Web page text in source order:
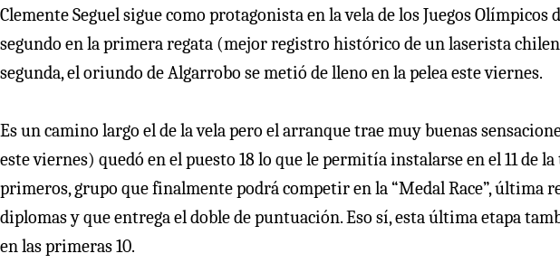
Clemente Seguel sigue como protagonista en la vela de los Juegos Olímpicos
segundo en la primera regata (mejor registro histórico de un laserista
segunda, el oriundo de Algarrobo se metió de lleno en la pelea este viernes.
Es un camino largo el de la vela pero el arranque trae muy buenas
este viernes) quedó en el puesto 18 lo que le permitía instalarse en el 11 de
primeros, grupo que finalmente podrá competir en la “Medal Race”, última
diplomas y que entrega el doble de puntuación. Eso sí, esta última etapa
en las primeras 10.